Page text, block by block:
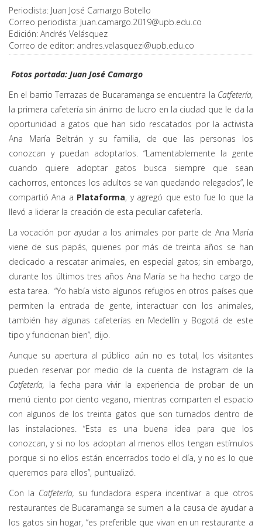
Periodista: Juan José Camargo Botello
Correo periodista: Juan.camargo.2019@upb.edu.co
Edición: Andrés Velásquez
Correo de editor: andres.velasquezi@upb.edu.co
Fotos portada: Juan José Camargo
En el barrio Terrazas de Bucaramanga se encuentra la Catfetería,
la primera cafetería sin ánimo de lucro en la ciudad que le da la
oportunidad a gatos que han sido rescatados por la activista
Ana María Beltrán y su familia, de que las personas los
conozcan y puedan adoptarlos. “Lamentablemente la gente
cuando quiere adoptar gatos busca siempre que sean
cachorros, entonces los adultos se van quedando relegados”, le
compartió Ana a Plataforma, y agregó que esto fue lo que la
llevó a liderar la creación de esta peculiar cafetería.
La vocación por ayudar a los animales por parte de Ana María
viene de sus papás, quienes por más de treinta años se han
dedicado a rescatar animales, en especial gatos; sin embargo,
durante los últimos tres años Ana María se ha hecho cargo de
esta tarea. “Yo había visto algunos refugios en otros países que
permiten la entrada de gente, interactuar con los animales,
también hay algunas cafeterías en Medellín y Bogotá de este
tipo y funcionan bien”, dijo.
Aunque su apertura al público aún no es total, los visitantes
pueden reservar por medio de la cuenta de Instagram de la
Catfetería, la fecha para vivir la experiencia de probar de un
menú ciento por ciento vegano, mientras comparten el espacio
con algunos de los treinta gatos que son turnados dentro de
las instalaciones. “Esta es una buena idea para que los
conozcan, y si no los adoptan al menos ellos tengan estímulos
porque si no ellos están encerrados todo el día, y no es lo que
queremos para ellos”, puntualizó.
Con la Catfetería, su fundadora espera incentivar a que otros
restaurantes de Bucaramanga se sumen a la causa de ayudar a
los gatos sin hogar, “es preferible que vivan en un restaurante a